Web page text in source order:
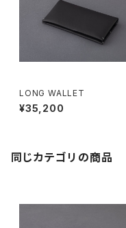
LONG WALLET
¥35,200
同じカテゴリの商品